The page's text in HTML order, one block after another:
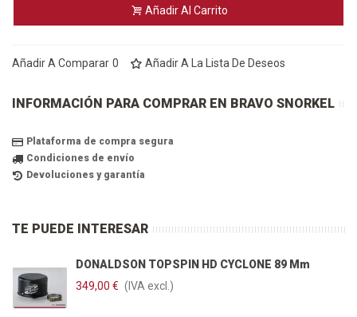
Añadir Al Carrito
Añadir A Comparar 0 Añadir A La Lista De Deseos
INFORMACIÓN PARA COMPRAR EN BRAVO SNORKEL
Plataforma de compra segura
Condiciones de envío
Devoluciones y garantía
TE PUEDE INTERESAR
DONALDSON TOPSPIN HD CYCLONE 89 Mm
349,00 € (IVA excl.)